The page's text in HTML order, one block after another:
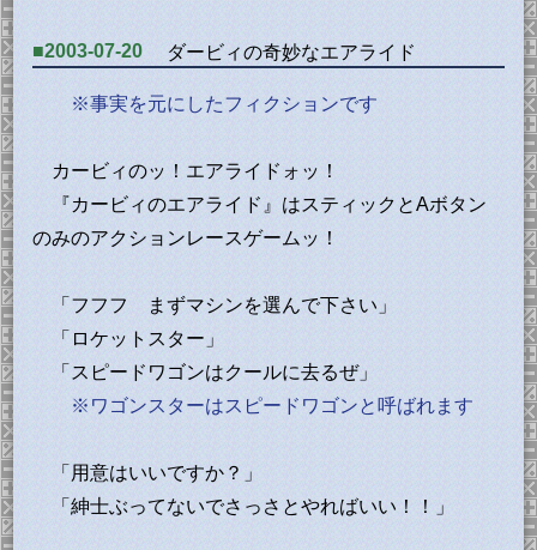
■2003-07-20 ダービィの奇妙なエアライド
※事実を元にしたフィクションです
カービィのッ！エアライドォッ！
『カービィのエアライド』はスティックとAボタン
のみのアクションレースゲームッ！
「フフフ まずマシンを選んで下さい」
「ロケットスター」
「スピードワゴンはクールに去るぜ」
※ワゴンスターはスピードワゴンと呼ばれます
「用意はいいですか？」
「紳士ぶってないでさっさとやればいい！！」